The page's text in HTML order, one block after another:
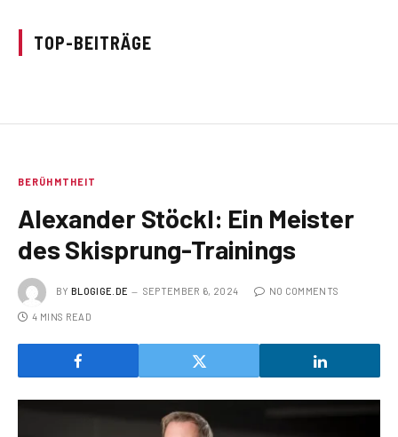
TOP-BEITRÄGE
BERÜHMTHEIT
Alexander Stöckl: Ein Meister
des Skisprung-Trainings
BY BLOGIGE.DE SEPTEMBER 6, 2024 NO COMMENTS
4 MINS READ